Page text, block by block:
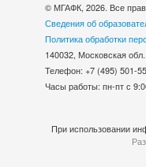
© МГАФК, 2026. Все
Сведения об
Политика обработки
140032, Московская
Телефон: +7 (495)
Часы работы: пн-пт с
При использовании